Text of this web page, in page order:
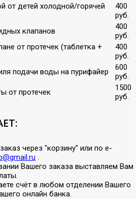
от детей холодной/горячей
400
руб.
клапанов
400
руб.
от протечек (таблетка +
400
руб.
подачи воды на пурифайер
600
руб.
от протечек
1500
руб.
через "корзину" или по е-
.
Вашего заказа выставляем Вам
счёт в любом отделении Вашего
онлайн банка.